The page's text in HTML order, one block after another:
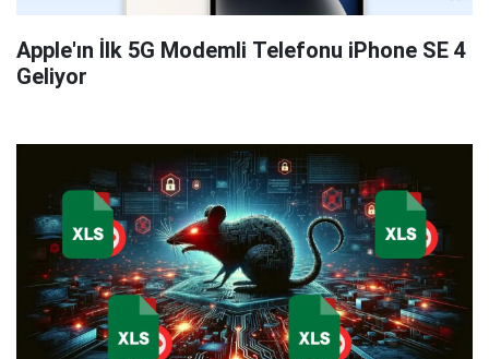
Apple'ın İlk 5G Modemli Telefonu iPhone SE 4
Geliyor